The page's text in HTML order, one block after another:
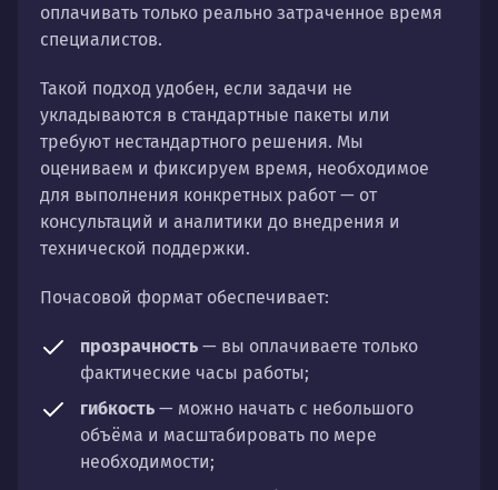
оплачивать только реально затраченное время
специалистов.
Такой подход удобен, если задачи не
укладываются в стандартные пакеты или
требуют нестандартного решения. Мы
оцениваем и фиксируем время, необходимое
для выполнения конкретных работ — от
консультаций и аналитики до внедрения и
технической поддержки.
Почасовой формат обеспечивает:
прозрачность — вы оплачиваете только
фактические часы работы;
гибкость — можно начать с небольшого
объёма и масштабировать по мере
необходимости;